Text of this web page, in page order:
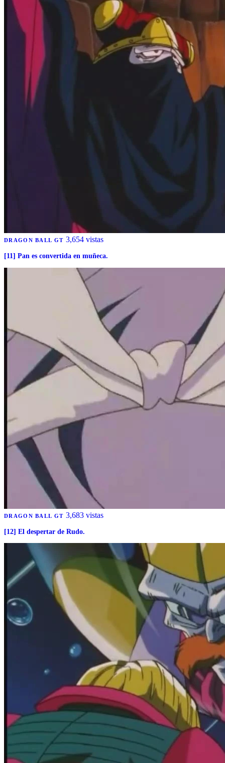
DRAGON BALL GT 3,654 vistas
[11] Pan es convertida en muñeca.
DRAGON BALL GT 3,683 vistas
[12] El despertar de Rudo.